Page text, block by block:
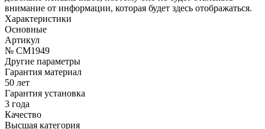
внимание от информации, которая будет здесь отображаться.
Характеристики
Основные
Артикул
№ CM1949
Другие параметры
Гарантия материал
50 лет
Гарантия установка
3 года
Качество
Высшая категория